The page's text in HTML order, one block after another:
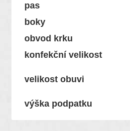
pas
boky
obvod krku
konfekční velikost
velikost obuvi
výška podpatku